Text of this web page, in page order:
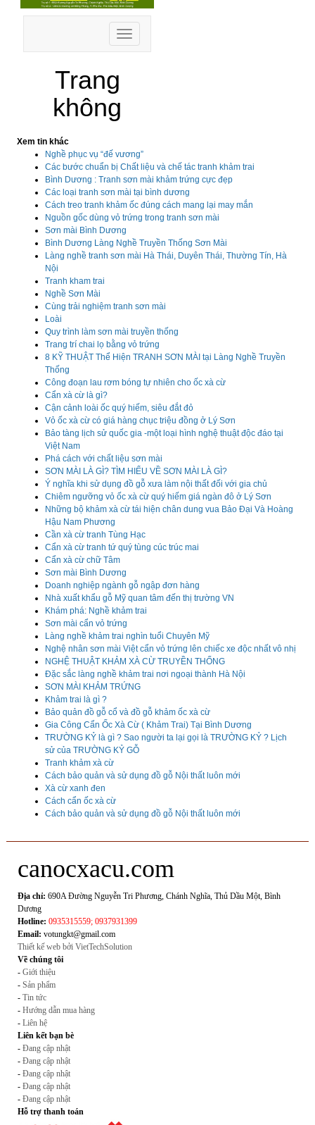
Xem tin khác
Nghề phục vụ “đế vương”
Các bước chuẩn bị Chất liệu và chế tác tranh khảm trai
Bình Dương : Tranh sơn mài khảm trứng cực đẹp
Các loại tranh sơn mài tại bình dương
Cách treo tranh khảm ốc đúng cách mang lại may mắn
Nguồn gốc dùng vỏ trứng trong tranh sơn mài
Sơn mài Bình Dương
Bình Dương Làng Nghề Truyền Thống Sơn Mài
Làng nghề tranh sơn mài Hà Thái, Duyên Thái, Thường Tín, Hà
Nội
Tranh kham trai
Nghề Sơn Mài
Cùng trải nghiệm tranh sơn mài
Loài
Quy trình làm sơn mài truyền thống
Trang trí chai lọ bằng vỏ trứng
8 KỸ THUẬT Thể Hiện TRANH SƠN MÀI tại Làng Nghề Truyền
Thống
Công đoạn lau rơm bóng tự nhiên cho ốc xà cừ
Cẩn xà cừ là gì?
Cận cảnh loài ốc quý hiếm, siêu đắt đỏ
Vỏ ốc xà cừ có giá hàng chục triệu đồng ở Lý Sơn
Bảo tàng lịch sử quốc gia -một loại hình nghệ thuật độc đáo tại
Việt Nam
Phá cách với chất liệu sơn mài
SƠN MÀI LÀ GÌ? TÌM HIỂU VỀ SƠN MÀI LÀ GÌ?
Ý nghĩa khi sử dụng đồ gỗ xưa làm nội thất đối với gia chủ
Chiêm ngưỡng vỏ ốc xà cừ quý hiếm giá ngàn đô ở Lý Sơn
Những bộ khảm xà cừ tái hiện chân dung vua Bảo Đại Và Hoàng
Hậu Nam Phương
Cần xà cừ tranh Tùng Hạc
Cẩn xà cừ tranh tứ quý tùng cúc trúc mai
Cẩn xà cừ chữ Tâm
Sơn mài Bình Dương
Doanh nghiệp ngành gỗ ngập đơn hàng
Nhà xuất khẩu gỗ Mỹ quan tâm đến thị trường VN
Khám phá: Nghề khảm trai
Sơn mài cẩn vỏ trứng
Làng nghề khảm trai nghìn tuổi Chuyên Mỹ
Nghệ nhân sơn mài Việt cẩn vỏ trứng lên chiếc xe độc nhất vô nhị
NGHỆ THUẬT KHẢM XÀ CỪ TRUYỀN THỐNG
Đặc sắc làng nghề khảm trai nơi ngoại thành Hà Nội
SƠN MÀI KHẢM TRỨNG
Khảm trai là gì ?
Bảo quản đồ gỗ cổ và đồ gỗ khảm ốc xà cừ
Gia Công Cẩn Ốc Xà Cừ ( Khảm Trai) Tại Bình Dương
TRƯỜNG KỶ là gì ? Sao người ta lại gọi là TRƯỜNG KỶ ? Lịch
sử của TRƯỜNG KỶ GỖ
Tranh khảm xà cừ
Cách bảo quản và sử dụng đồ gỗ Nội thất luôn mới
Xà cừ xanh đen
Cách cẩn ốc xà cừ
Cách bảo quản và sử dụng đồ gỗ Nội thất luôn mới
canocxacu.com
Địa chỉ: 690A Đường Nguyễn Tri Phương, Chánh Nghĩa, Thủ Dầu Một, Bình
Dương
Hotline: 0935315559; 0937931399
Email: votungkt@gmail.com
Thiết kế web bởi VietTechSolution
Về chúng tôi
- Giới thiệu
- Sản phẩm
- Tin tức
- Hướng dẫn mua hàng
- Liên hệ
Liên kết bạn bè
- Đang cập nhật
- Đang cập nhật
- Đang cập nhật
- Đang cập nhật
- Đang cập nhật
Hỗ trợ thanh toán